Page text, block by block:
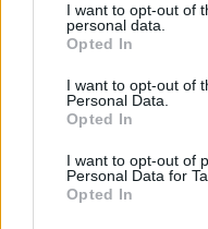
not limited to your visit
grant or deny consent
use your data for below
consent section.
I want to opt-out of
personal data.
Opted In
I want to opt-out of
Personal Data.
Opted In
I want to opt-out of
Personal Data for
Opted In
Hiérarchisation Le
Liste de tâches
Routine matinale
Une planification
Voir aussi en english